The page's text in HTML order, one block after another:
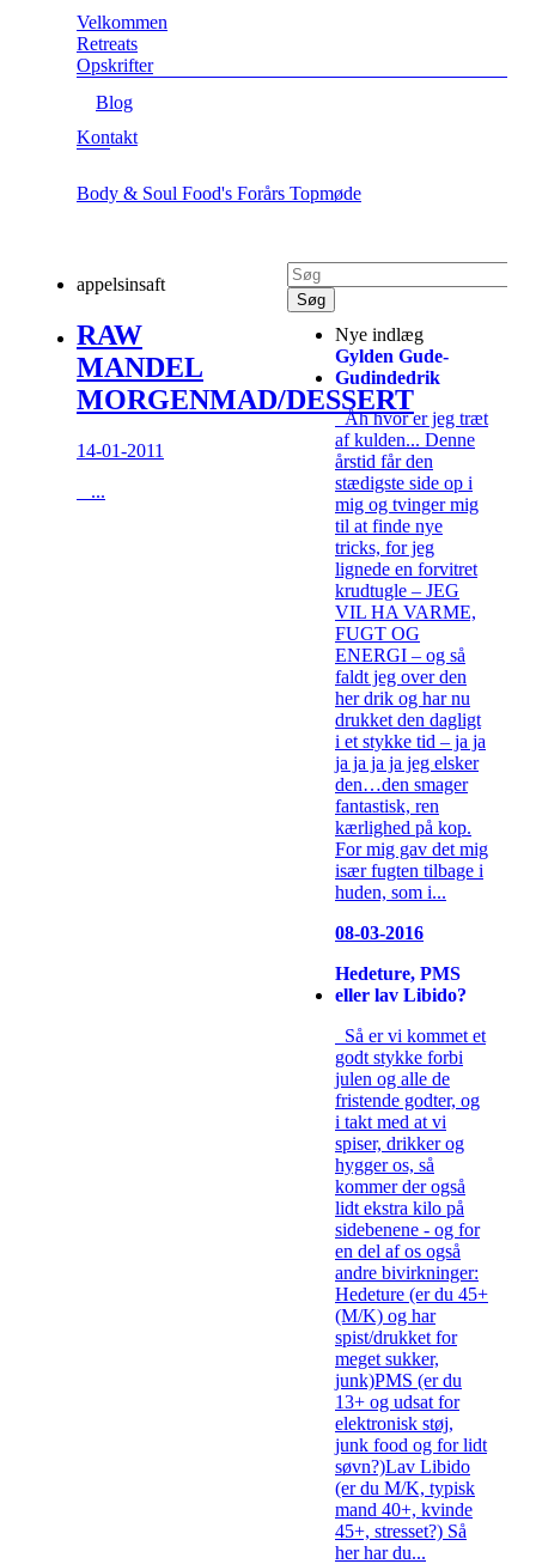
Velkommen
Retreats
Opskrifter
Blog
Kontakt
Body & Soul Food's Forårs Topmøde
appelsinsaft
RAW
MANDEL
MORGENMAD/DESSERT
14-01-2011
...
Nye indlæg
Gylden Gude-
Gudindedrik
Åh hvor er jeg træt
af kulden... Denne
årstid får den
stædigste side op i
mig og tvinger mig
til at finde nye
tricks, for jeg
lignede en forvitret
krudtugle – JEG
VIL HA VARME,
FUGT OG
ENERGI – og så
faldt jeg over den
her drik og har nu
drukket den dagligt
i et stykke tid – ja ja
ja ja ja ja jeg elsker
den…den smager
fantastisk, ren
kærlighed på kop.
For mig gav det mig
især fugten tilbage i
huden, som i...
08-03-2016
Hedeture, PMS
eller lav Libido?
Så er vi kommet et
godt stykke forbi
julen og alle de
fristende godter, og
i takt med at vi
spiser, drikker og
hygger os, så
kommer der også
lidt ekstra kilo på
sidebenene - og for
en del af os også
andre bivirkninger:
Hedeture (er du 45+
(M/K) og har
spist/drukket for
meget sukker,
junk)PMS (er du
13+ og udsat for
elektronisk støj,
junk food og for lidt
søvn?)Lav Libido
(er du M/K, typisk
mand 40+, kvinde
45+, stresset?) Så
her har du...